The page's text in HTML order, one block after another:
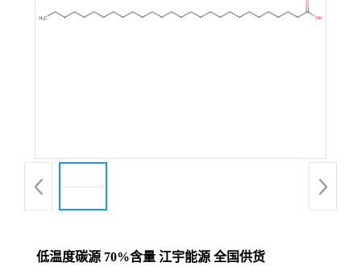
低温度碳源 70%含量 江宇能源 全国供货